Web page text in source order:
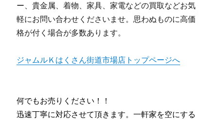
ー、貴金属、着物、家具、家電などの買取などお気
軽にお問い合わせくださいませ。思わぬものに高価
格が付く場合が多数あります。
ジャムルＫはくさん街道市場店トップページへ
何でもお売りください！！
迅速丁寧に対応させて頂きます。一軒家を空にする